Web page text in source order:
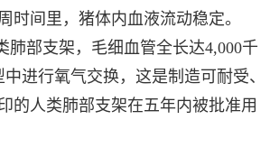
间里，猪体内血液流动稳定。
肺部支架，毛细血管全长达4,000千
进行氧气交换，这是制造可耐受、
的人类肺部支架在五年内被批准用